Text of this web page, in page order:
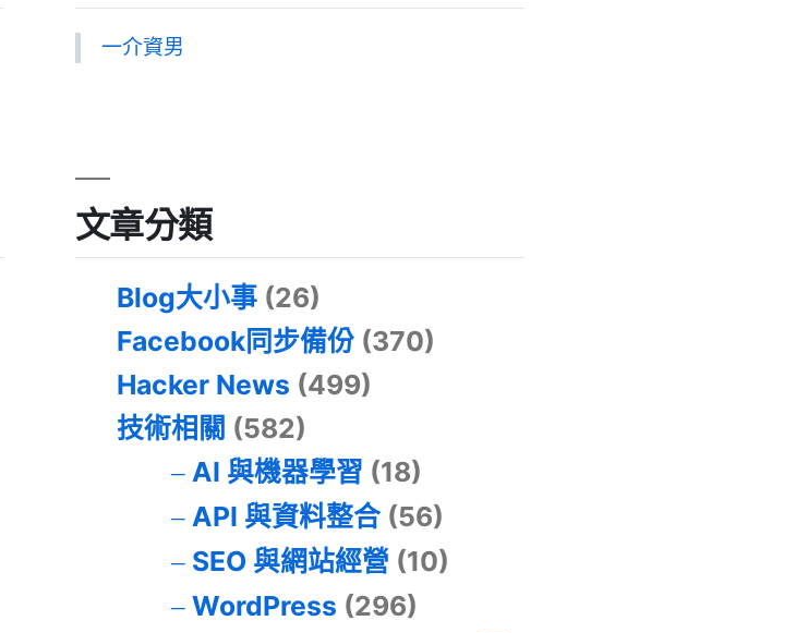
一介資男
文章分類
Blog大小事 (26)
Facebook同步備份 (370)
Hacker News (499)
技術相關 (582)
AI 與機器學習 (18)
API 與資料整合(56)
SEO 與網站經營 (10)
WordPress (296)